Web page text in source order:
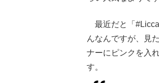
最近だと「#Licca
んなんですが、見
ナーにピンクを入
す。